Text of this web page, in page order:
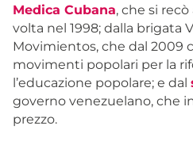
Medica Cubana, che si
volta nel 1998; dalla brigata
Movimientos, che dal 2009
movimenti popolari per la
l’educazione popolare; e dal
governo venezuelano, che
prezzo.